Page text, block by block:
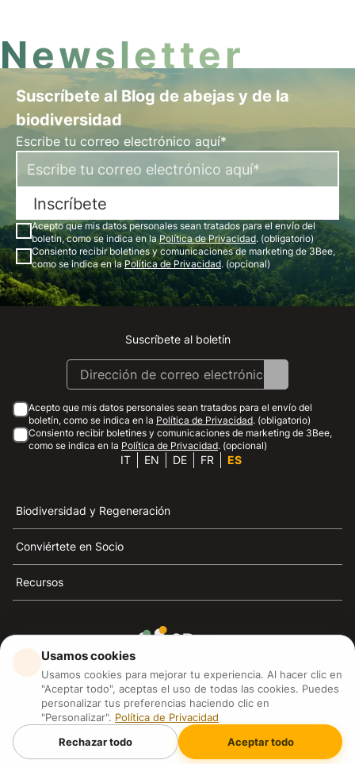
Newsletter
Suscríbete al Blog de abejas y de la
biodiversidad
Escribe tu correo electrónico aquí*
Inscríbete
Acepto que mis datos personales sean tratados para el envío del
boletín, como se indica en laPolítica de Privacidad. (obligatorio)
Consiento recibir boletines y comunicaciones de marketing de 3Bee,
como se indica en laPolítica de Privacidad. (opcional)
Instagram
Facebook
Linkedin
Youtube
Suscríbete al boletín
Acepto que mis datos personales sean tratados para el envío del
boletín, como se indica en la Política de Privacidad. (obligatorio)
Consiento recibir boletines y comunicaciones de marketing de 3Bee,
como se indica en la Política de Privacidad. (opcional)
IT EN DE FR ES
Biodiversidad y Regeneración
Conviértete en Socio
Recursos
3Bee es el referente de la sostenibilidad, la defensa de
las abejas y la biodiversidad
3Bee S.R.L Via Pastrengo 14, 20159, Milano (MI)
P.IVA: IT09711590969
3Bee GmbHSede legale: Oranienburger Straße 23, 10178
BerlinHR number: 256594
Usamos cookies
Usamos cookies para mejorar tu experiencia. Al hacer clic en
"Aceptar todo", aceptas el uso de todas las cookies. Puedes
personalizar tus preferencias haciendo clic en
"Personalizar". Política de Privacidad
Rechazar todo
Aceptar todo